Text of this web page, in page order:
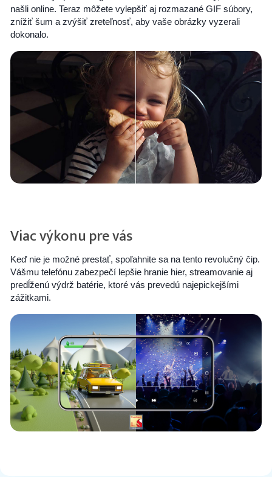
našli online. Teraz môžete vylepšiť aj rozmazané GIF súbory,
znížiť šum a zvýšiť zreteľnosť, aby vaše obrázky vyzerali
dokonalo.
Viac výkonu pre vás
Keď nie je možné prestať, spoľahnite sa na tento revolučný čip.
Vášmu telefónu zabezpečí lepšie hranie hier, streamovanie aj
predĺženú výdrž batérie, ktoré vás prevedú najepickejšími
zážitkami.